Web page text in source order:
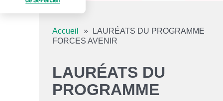
Diminuer le texte
Accueil »
LAURÉATS DU PROGRAMME
FORCES AVENIR
LAURÉATS DU
PROGRAMME